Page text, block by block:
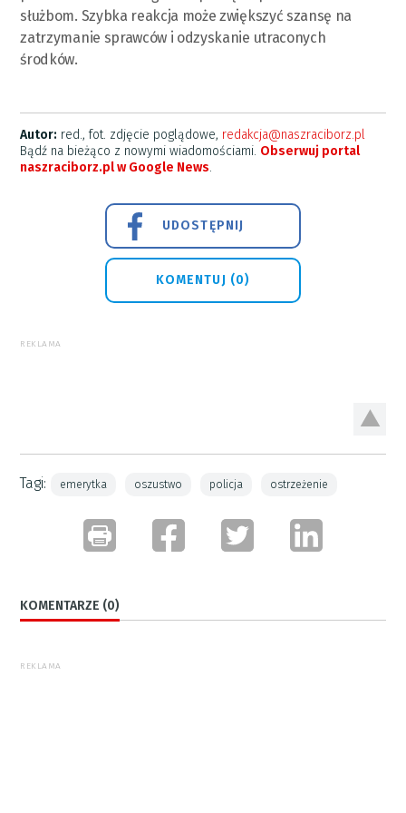
służbom. Szybka reakcja może zwiększyć szansę na
zatrzymanie sprawców i odzyskanie utraconych
środków.
Autor: red., fot. zdjęcie poglądowe, redakcja@naszraciborz.pl
Bądź na bieżąco z nowymi wiadomościami. Obserwuj portal
naszraciborz.pl w Google News.
UDOSTĘPNIJ
KOMENTUJ (0)
REKLAMA
Tagi: emerytka oszustwo policja ostrzeżenie
KOMENTARZE (0)
REKLAMA